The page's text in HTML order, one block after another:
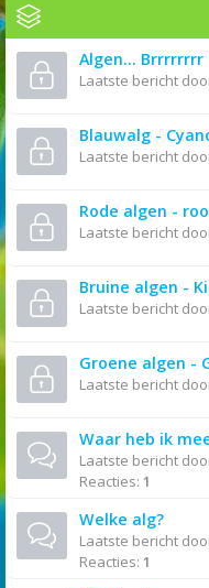
Algen... Brrrrrrrr
Laatste bericht
Blauwalg -
Laatste bericht
Rode algen -
Laatste bericht
Bruine algen -
Laatste bericht
Groene algen -
Laatste bericht
Waar heb ik
Laatste bericht
Reacties: 1
Welke alg?
Laatste bericht
Reacties: 1